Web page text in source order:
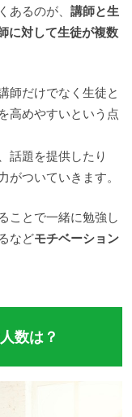
るのが、 講師と生
に対して生徒が複数
師だけでなく生徒と
高めやすいという点
話題を提供したり
ついていきます。
ことで一緒に勉強し
などモチベーション
数は？